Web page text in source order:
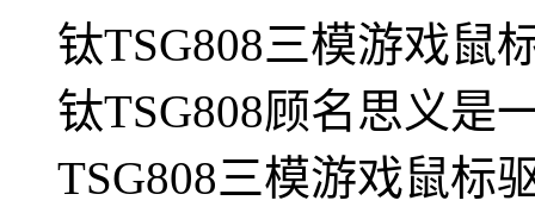
钛TSG808三模游戏鼠
钛TSG808顾名思义是
TSG808三模游戏鼠标